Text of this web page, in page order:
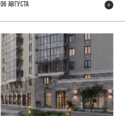
06 АВГУСТА